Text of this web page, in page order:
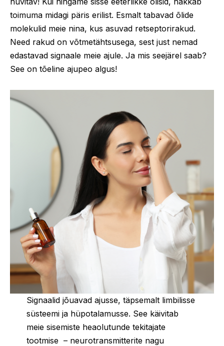
toimuma midagi päris erilist. Esmalt tabavad õlide
molekulid meie nina, kus asuvad retseptorirakud.
Need rakud on võtmetähtsusega, sest just nemad
edastavad signaale meie ajule. Ja mis seejärel saab?
See on tõeline ajupeo algus!
Signaalid jõuavad ajusse, täpsemalt limbilisse
süsteemi ja hüpotalamusse. See käivitab
meie sisemiste heaolutunde tekitajate
tootmise – neurotransmitterite nagu